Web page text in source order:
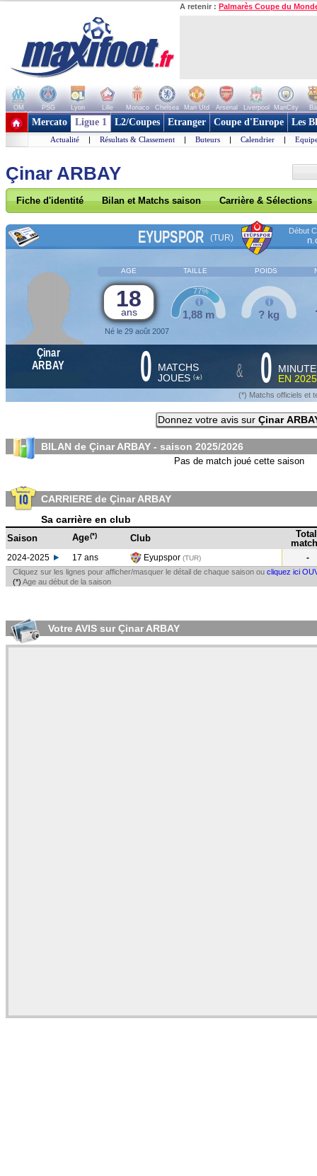
A retenir : Palmarès Coupe du
OM PSG Lyon Lille Monaco Chelsea Man Utd Arsenal Liverpool ManCity
+ de clubs
Mercato Ligue 1 L2/Coupes Etranger Coupe d'Europe Les
Actualité | Résultats & Classement | Buteurs | Calendrier |
Çinar ARBAY
Fiche d'identité Bilan et Matchs saison Carrière & Sélections
EYUPSPOR (TUR)
Début
AGE TAILLE POIDS
18
ans
Né le 29 août 2007
1,88 m
77%
? kg
Çinar
ARBAY
0 MATCHS
JOUES (*) & 0
EN
(*) Matchs officiels et
Donnez votre avis sur Çinar
BILAN de Çinar ARBAY - saison 2025/2026
Pas de match joué cette saison
CARRIERE de Çinar ARBAY
Sa carrière en club
Saison Age(*) Club
Total
2024-2025 17 ans Eyupspor (TUR) -
Cliquez sur les lignes pour afficher/masquer le détail de chaque saison ou cliquez ici
(*) Age au début de la saison
Votre AVIS sur Çinar ARBAY